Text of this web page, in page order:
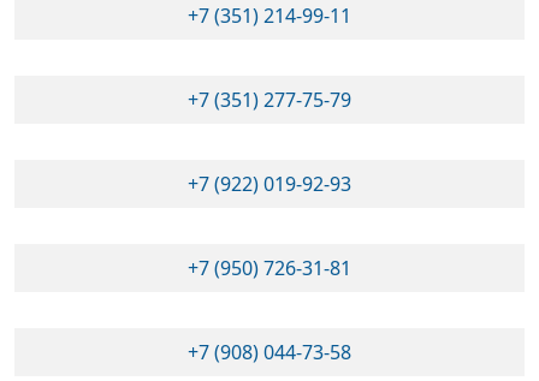
+7 (351) 214-99-11
+7 (351) 277-75-79
+7 (922) 019-92-93
+7 (950) 726-31-81
+7 (908) 044-73-58